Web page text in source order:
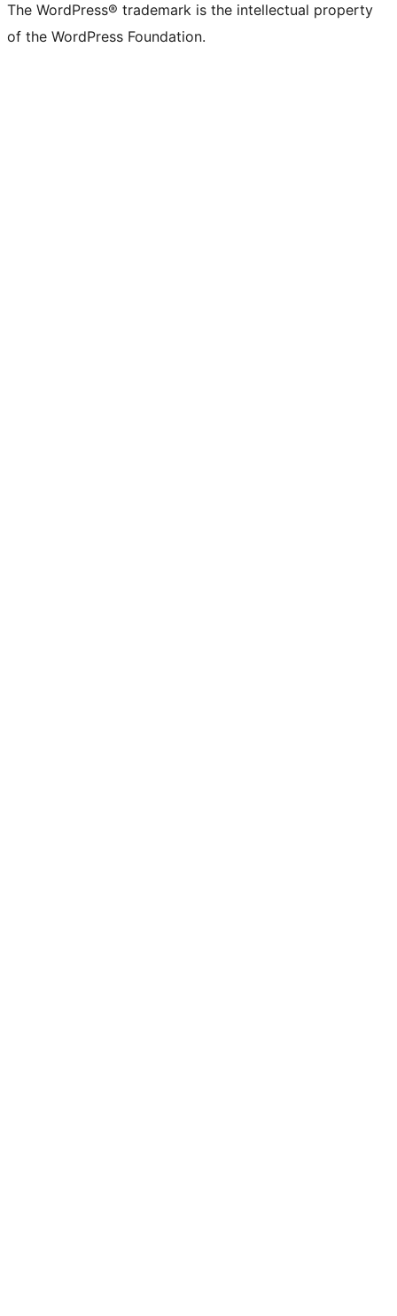
The WordPress® trademark is the intellectual property
of the WordPress Foundation.